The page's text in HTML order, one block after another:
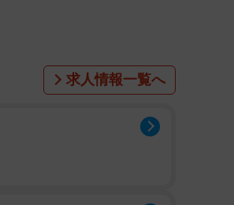
けたのかと思って、焦って
トゲン撮って先生に診てもら
く」「そういう手です」
求人情報一覧へ